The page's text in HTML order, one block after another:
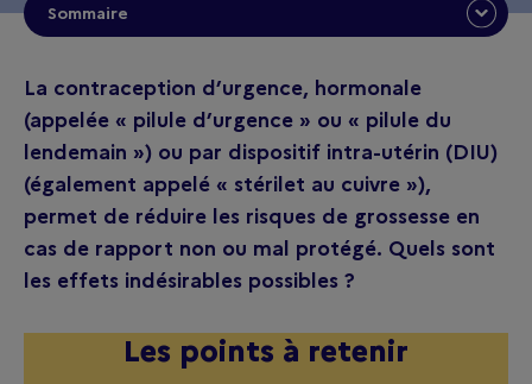
Sommaire
La contraception d’urgence, hormonale
(appelée « pilule d’urgence » ou « pilule du
lendemain ») ou par dispositif intra-utérin (DIU)
(également appelé « stérilet au cuivre »),
permet de réduire les risques de grossesse en
cas de rapport non ou mal protégé. Quels sont
les effets indésirables possibles ?
Les points à retenir